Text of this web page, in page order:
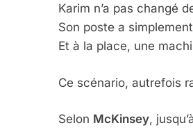
Karim n’a pas changé
Son poste a
Et à la place, une
Ce scénario, autrefois
Selon McKinsey,